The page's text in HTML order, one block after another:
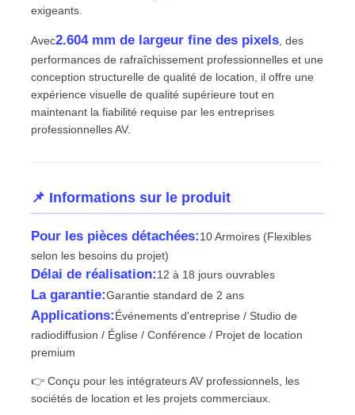
Demander un devis
écran d'affichage LED
Écran du concert LED
Location d'écrans à LED
Mur vidéo LED COB
Affichage LED transparent
exigeants.
Avec2.604 mm de largeur fine des pixels , des
performances de rafraîchissement professionnelles et une
conception structurelle de qualité de location, il offre une
expérience visuelle de qualité supérieure tout en
maintenant la fiabilité requise par les entreprises
professionnelles AV.
📌 Informations sur le produit
Pour les pièces détachées:10 Armoires (Flexibles
selon les besoins du projet)
Délai de réalisation:12 à 18 jours ouvrables
La garantie:Garantie standard de 2 ans
Applications:Événements d'entreprise / Studio de
radiodiffusion / Église / Conférence / Projet de location
premium
👉 Conçu pour les intégrateurs AV professionnels, les
sociétés de location et les projets commerciaux.